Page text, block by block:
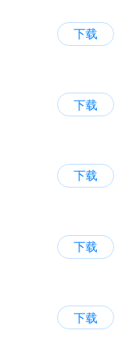
下载
下载
下载
下载
下载